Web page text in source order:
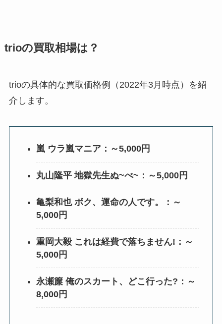
trioの買取相場は？
trioの具体的な買取価格例（2022年3月時点）を紹
介します。
嵐 ウラ嵐マニア：～5,000円
丸山隆平 地獄先生ぬ~べ~：～5,000円
亀梨和也 ボク、運命の人です。：～
5,000円
重岡大毅 これは経費で落ちません!：～
5,000円
永瀬簾 俺のスカート、どこ行った?：～
8,000円